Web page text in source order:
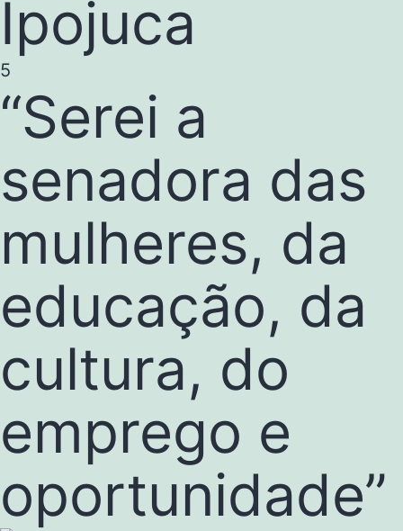
Ipojuca
5
“Serei a
senadora das
mulheres, da
educação, da
cultura, do
emprego e
oportunidade”